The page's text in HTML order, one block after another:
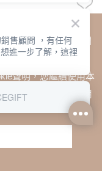
腦中放置並取用我們
更電腦的Cookie設
聲明，您繼續使用本
款之Cookie聲明使用
售顧問 ，有任何
進一步了解，這裡